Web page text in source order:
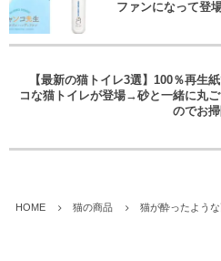
ファンになって登
【最新の猫トイレ3選】100％再生
コな猫トイレが登場→砂と一緒に丸
のでお
HOME 猫の商品 猫が酔ったよう